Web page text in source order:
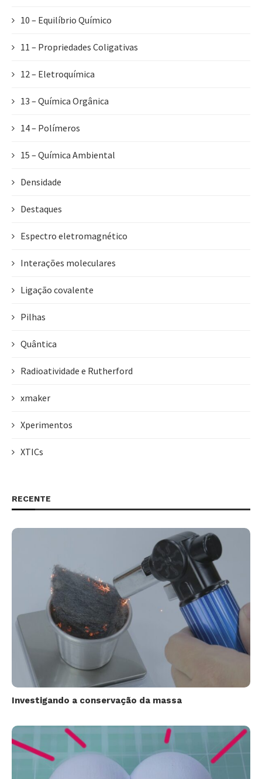
10 – Equilíbrio Químico
11 – Propriedades Coligativas
12 – Eletroquímica
13 – Química Orgânica
14 – Polímeros
15 – Química Ambiental
Densidade
Destaques
Espectro eletromagnético
Interações moleculares
Ligação covalente
Pilhas
Quântica
Radioatividade e Rutherford
xmaker
Xperimentos
XTICs
RECENTE
Investigando a conservação da massa